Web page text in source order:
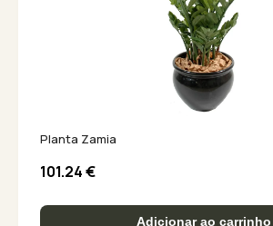
Planta Zamia
101.24€
Adicionar ao carrinho